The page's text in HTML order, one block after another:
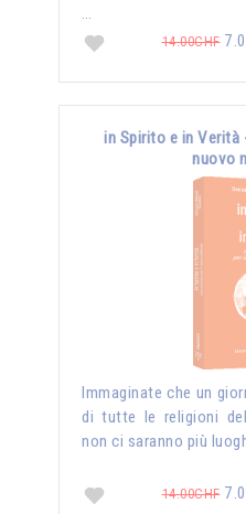
…
14.00CHF
in Spirito e in Verità
nuovo
Immaginate che un
di tutte le religioni del
non ci saranno più
14.00CHF